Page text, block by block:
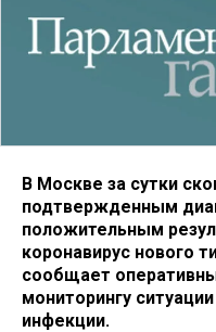
В Москве за сутки
подтвержденным
положительным
коронавирус нового
сообщает
мониторингу
инфекции.